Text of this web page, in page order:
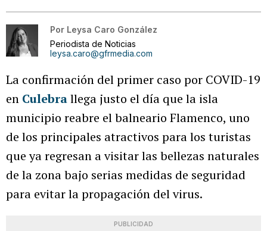
Por Leysa Caro González
Periodista de Noticias
leysa.caro@gfrmedia.com
La confirmación del primer caso por COVID-19
en Culebrallega justo el día que la isla
municipio reabre el balneario Flamenco, uno
de los principales atractivos para los turistas
que ya regresan a visitar las bellezas naturales
de la zona bajo serias medidas de seguridad
para evitar la propagación del virus.
PUBLICIDAD